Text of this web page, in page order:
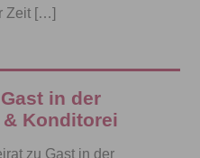
Zeit […]
in der
Konditorei